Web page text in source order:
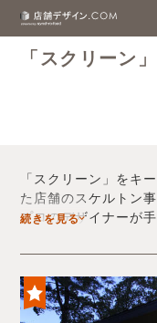
「スクリーン」をキ
た店舗のスケルトン
プロのデザイナーが
デザイン内装会社探
ン」の店舗イメージ
ださい。
続きを見る